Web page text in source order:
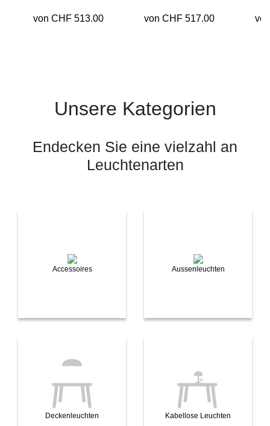
von CHF 513.00 von CHF 517.00
Unsere Kategorien
Endecken Sie eine vielzahl an
Leuchtenarten
Accessoires Aussenleuchten
Deckenleuchten Kabellose Leuchten